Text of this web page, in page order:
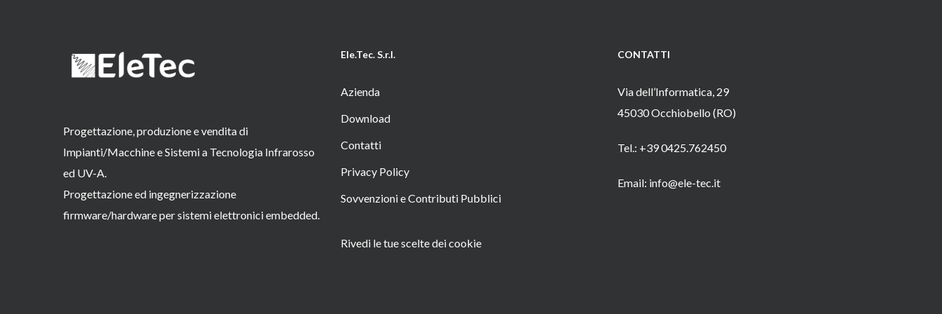
Progettazione, produzione e vendita di
Impianti/Macchine e Sistemi a Tecnologia Infrarosso
ed UV-A.
Progettazione ed ingegnerizzazione
firmware/hardware per sistemi elettronici embedded.
Ele.Tec. S.r.l.
Azienda
Download
Contatti
Privacy Policy
Sovvenzioni e Contributi Pubblici
Rivedi le tue scelte dei cookie
CONTATTI
Via dell’Informatica, 29
45030 Occhiobello (RO)
Tel.: +39 0425.762450
Email: info@ele-tec.it